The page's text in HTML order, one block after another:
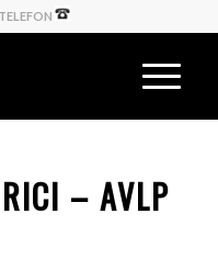
TELEFON
– AVLP